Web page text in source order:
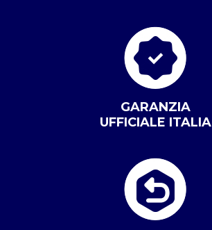
GARANZIA
UFFICIALE ITALIA